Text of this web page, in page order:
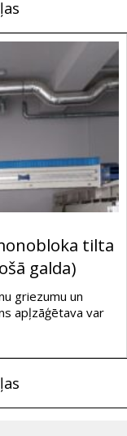
tilta
galda)
griezumu un
apļzāģētava var